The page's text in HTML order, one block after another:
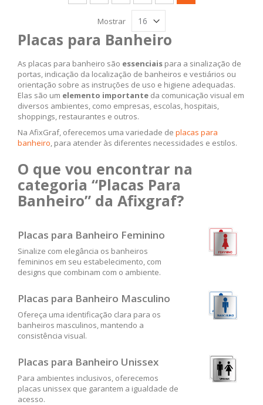
Mostrar
Placas para Banheiro
As placas para banheiro são essenciais para a sinalização de
portas, indicação da localização de banheiros e vestiários ou
orientação sobre as instruções de uso e higiene adequadas.
Elas são um elemento importante da comunicação visual em
diversos ambientes, como empresas, escolas, hospitais,
shoppings, restaurantes e outros.
Na AfixGraf, oferecemos uma variedade de placas para
banheiro, para atender às diferentes necessidades e estilos.
O que vou encontrar na
categoria “Placas Para
Banheiro” da Afixgraf?
Placas para Banheiro Feminino
Sinalize com elegância os banheiros
femininos em seu estabelecimento, com
designs que combinam com o ambiente.
Placas para Banheiro Masculino
Ofereça uma identificação clara para os
banheiros masculinos, mantendo a
consistência visual.
Placas para Banheiro Unissex
Para ambientes inclusivos, oferecemos
placas unissex que garantem a igualdade de
acesso.